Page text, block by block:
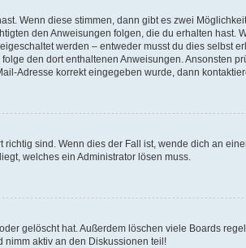
Wenn diese stimmen, dann gibt es zwei
den Anweisungen folgen, die du erhalten hast.
werden – entweder musst du dies selbst
den dort enthaltenen Anweisungen. Ansonsten
Adresse korrekt eingegeben wurde, dann
sind. Wenn dies der Fall ist, wende dich an
welches ein Administrator lösen muss.
gelöscht hat. Außerdem löschen viele Boards
aktiv an den Diskussionen teil!